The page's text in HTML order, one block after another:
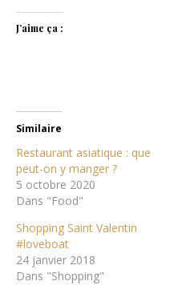
J’aime ça :
Similaire
Restaurant asiatique : que
peut-on y manger ?
5 octobre 2020
Dans "Food"
Shopping Saint Valentin
#loveboat
24 janvier 2018
Dans "Shopping"